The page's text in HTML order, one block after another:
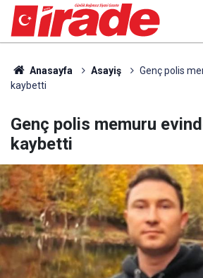
Anasayfa Asayiş
Genç polis
kaybetti
Genç polis memuru
kaybetti